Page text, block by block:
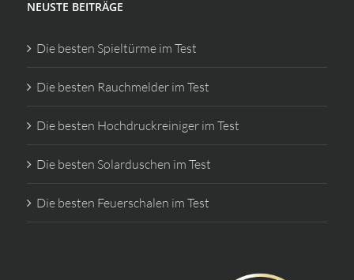
NEUSTE BEITRÄGE
Die besten Spieltürme im Test
Die besten Rauchmelder im Test
Die besten Hochdruckreiniger im Test
Die besten Solarduschen im Test
Die besten Feuerschalen im Test